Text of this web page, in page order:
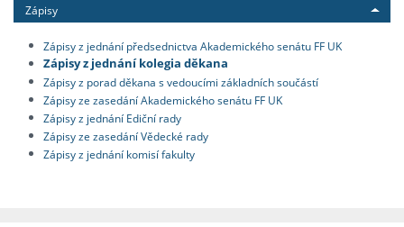
Zápisy
Zápisy z jednání předsednictva Akademického senátu FF UK
Zápisy z jednání kolegia děkana
Zápisy z porad děkana s vedoucími základních součástí
Zápisy ze zasedání Akademického senátu FF UK
Zápisy z jednání Ediční rady
Zápisy ze zasedání Vědecké rady
Zápisy z jednání komisí fakulty